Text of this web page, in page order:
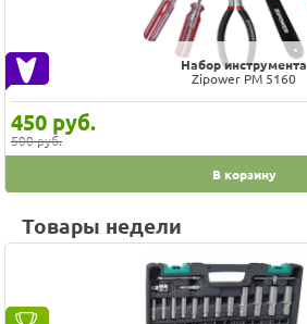
Набор инструмента
Zipower PM 5160
450 руб.
500 руб.
В корзину
Товары недели